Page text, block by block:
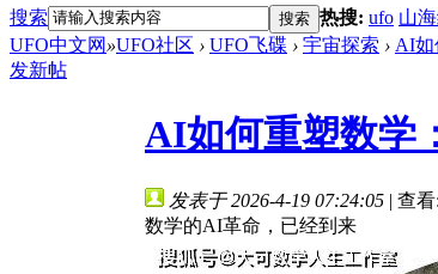
搜索 搜索 热搜: ufo 山
UFO中文网 »UFO社区 › UFO飞碟 › 宇宙探索 › AI如
发新帖
AI如何重塑数学
发表于 2026-4-19 07:24:05 | 查看
数学的AI革命，已经到来